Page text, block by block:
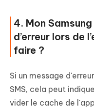
4. Mon
d’erreur lors de
faire ?
Si un message
SMS, cela peut
vider le cache de